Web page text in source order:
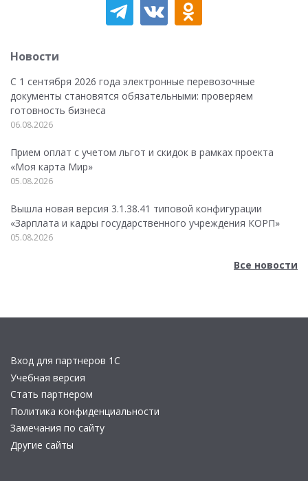
Новости
С 1 сентября 2026 года электронные перевозочные
документы становятся обязательными: проверяем
готовность бизнеса
06.08.2026
Прием оплат с учетом льгот и скидок в рамках проекта
«Моя карта Мир»
05.08.2026
Вышла новая версия 3.1.38.41 типовой конфигурации
«Зарплата и кадры государственного учреждения КОРП»
05.08.2026
Все новости
Вход для партнеров 1С
Учебная версия
Стать партнером
Политика конфиденциальности
Замечания по сайту
Другие сайты